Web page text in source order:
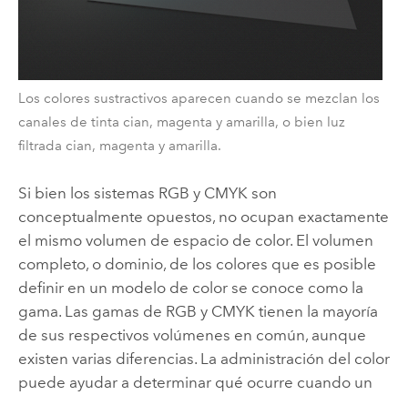
Los colores sustractivos aparecen cuando se mezclan los
canales de tinta cian, magenta y amarilla, o bien luz
filtrada cian, magenta y amarilla.
Si bien los sistemas RGB y CMYK son
conceptualmente opuestos, no ocupan exactamente
el mismo volumen de espacio de color. El volumen
completo, o dominio, de los colores que es posible
definir en un modelo de color se conoce como la
gama. Las gamas de RGB y CMYK tienen la mayoría
de sus respectivos volúmenes en común, aunque
existen varias diferencias. La administración del color
puede ayudar a determinar qué ocurre cuando un